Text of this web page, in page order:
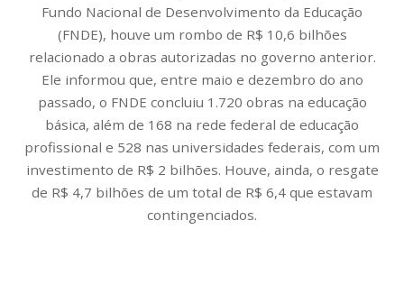
Fundo Nacional de Desenvolvimento da Educação
(FNDE), houve um rombo de R$ 10,6 bilhões
relacionado a obras autorizadas no governo anterior.
Ele informou que, entre maio e dezembro do ano
passado, o FNDE concluiu 1.720 obras na educação
básica, além de 168 na rede federal de educação
profissional e 528 nas universidades federais, com um
investimento de R$ 2 bilhões. Houve, ainda, o resgate
de R$ 4,7 bilhões de um total de R$ 6,4 que estavam
contingenciados.